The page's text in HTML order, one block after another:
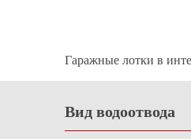
Гаражные лотки в
Вид водоотвода